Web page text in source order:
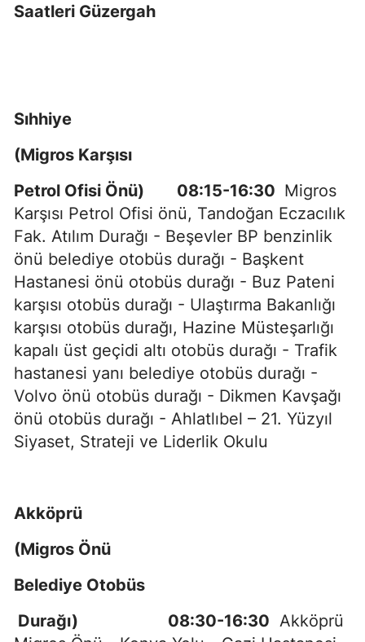
Saatleri Güzergah
Sıhhiye
(Migros Karşısı
Petrol Ofisi Önü) 08:15-16:30 Migros
Karşısı Petrol Ofisi önü, Tandoğan Eczacılık
Fak. Atılım Durağı - Beşevler BP benzinlik
önü belediye otobüs durağı - Başkent
Hastanesi önü otobüs durağı - Buz Pateni
karşısı otobüs durağı - Ulaştırma Bakanlığı
karşısı otobüs durağı, Hazine Müsteşarlığı
kapalı üst geçidi altı otobüs durağı - Trafik
hastanesi yanı belediye otobüs durağı -
Volvo önü otobüs durağı - Dikmen Kavşağı
önü otobüs durağı - Ahlatlıbel – 21. Yüzyıl
Siyaset, Strateji ve Liderlik Okulu
Akköprü
(Migros Önü
Belediye Otobüs
Durağı) 08:30-16:30 Akköprü